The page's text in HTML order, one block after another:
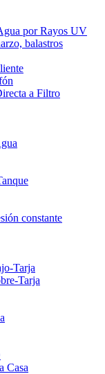
por Rayos UV
balastros
a Filtro
constante
Tarja
Tarja
Casa